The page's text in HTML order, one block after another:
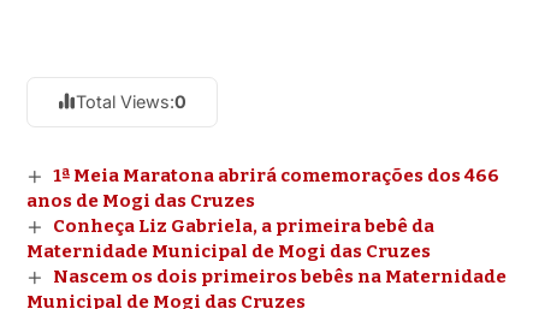
Total Views:0
1ª Meia Maratona abrirá comemorações dos 466
anos de Mogi das Cruzes
Conheça Liz Gabriela, a primeira bebê da
Maternidade Municipal de Mogi das Cruzes
Nascem os dois primeiros bebês na Maternidade
Municipal de Mogi das Cruzes